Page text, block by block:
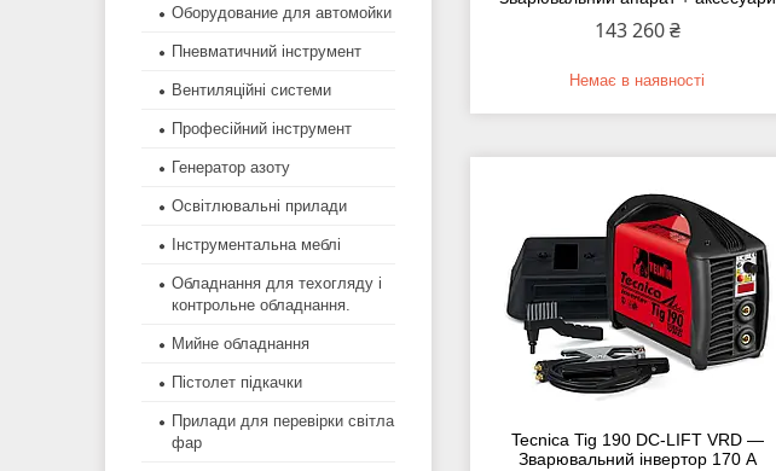
143 260 ₴
Немає в наявності
Tecnica Tig 190 DC-LIFT VRD —
Зварювальний інвертор 170 А
Оборудование для автомойки
Пневматичний інструмент
Вентиляційні системи
Професійний інструмент
Генератор азоту
Освітлювальні прилади
Інструментальна меблі
Обладнання для техогляду і
контрольне обладнання.
Мийне обладнання
Пістолет підкачки
Прилади для перевірки світла
фар